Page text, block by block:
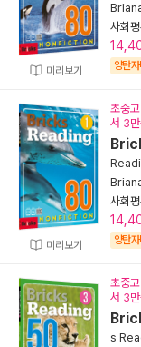
미리보기
사회
양탄
미리보기
초중
서 3
사회
양탄
초중
서 3
s